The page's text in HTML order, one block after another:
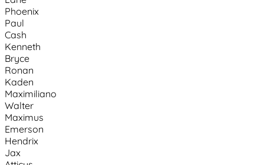
Phoenix
Paul
Cash
Kenneth
Bryce
Ronan
Kaden
Maximiliano
Walter
Maximus
Emerson
Hendrix
Jax